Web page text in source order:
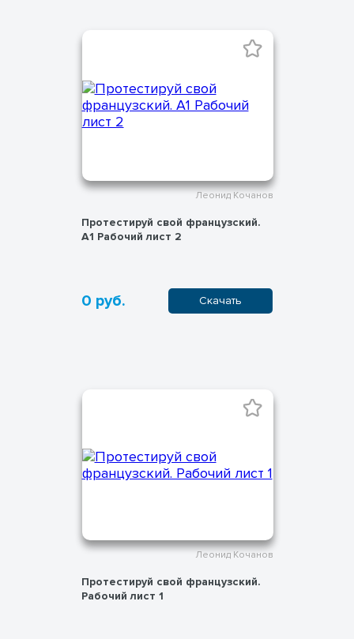
Леонид Кочанов
Протестируй свой французский.
А1 Рабочий лист 2
0 руб. Скачать
Леонид Кочанов
Протестируй свой французский.
Рабочий лист 1